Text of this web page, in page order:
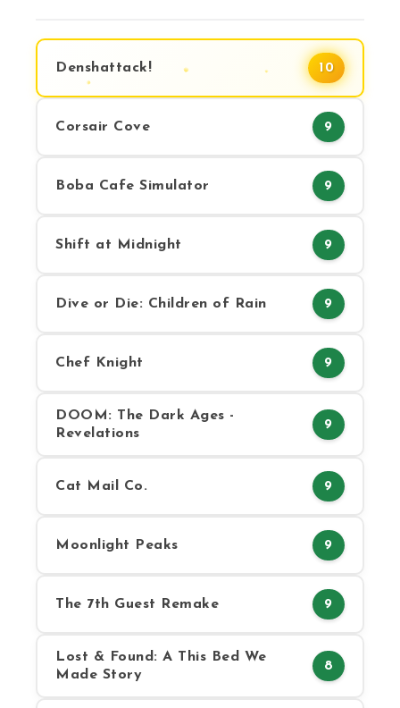
Denshattack! 10
Corsair Cove 9
Boba Cafe Simulator 9
Shift at Midnight 9
Dive or Die: Children of Rain 9
Chef Knight 9
DOOM: The Dark Ages -
Revelations
9
Cat Mail Co. 9
Moonlight Peaks 9
The 7th Guest Remake 9
Lost & Found: A This Bed We
Made Story
8